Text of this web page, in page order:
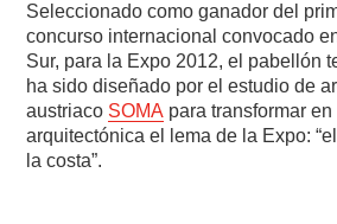
Seleccionado como ganador del
concurso internacional convocado
Sur, para la Expo 2012, el pabellón
ha sido diseñado por el estudio de
austriaco SOMA para transformar
arquitectónica el lema de la Expo:
la costa”.